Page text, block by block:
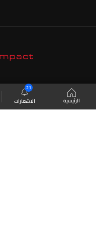
الرئيسية الاشعارات
21
موقع البرامج